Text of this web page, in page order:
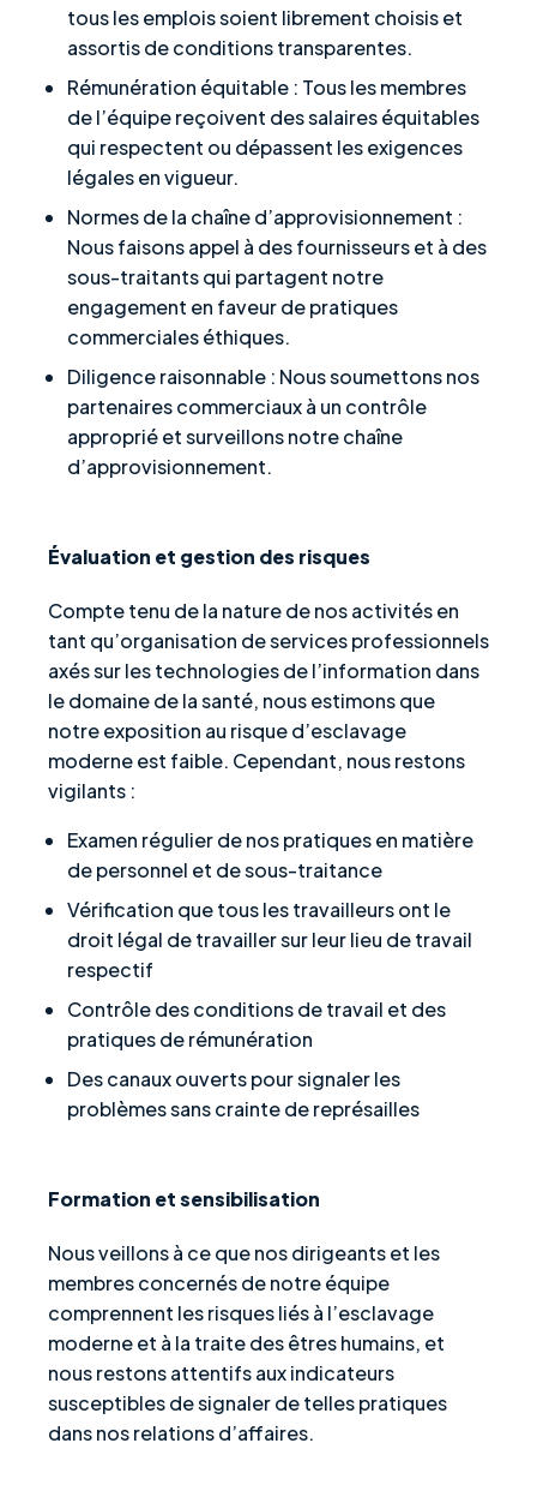
tous les emplois soient librement choisis et
assortis de conditions transparentes.
Rémunération équitable : Tous les membres
de l’équipe reçoivent des salaires équitables
qui respectent ou dépassent les exigences
légales en vigueur.
Normes de la chaîne d’approvisionnement :
Nous faisons appel à des fournisseurs et à des
sous-traitants qui partagent notre
engagement en faveur de pratiques
commerciales éthiques.
Diligence raisonnable : Nous soumettons nos
partenaires commerciaux à un contrôle
approprié et surveillons notre chaîne
d’approvisionnement.
Évaluation et gestion des risques
Compte tenu de la nature de nos activités en
tant qu’organisation de services professionnels
axés sur les technologies de l’information dans
le domaine de la santé, nous estimons que
notre exposition au risque d’esclavage
moderne est faible. Cependant, nous restons
vigilants :
Examen régulier de nos pratiques en matière
de personnel et de sous-traitance
Vérification que tous les travailleurs ont le
droit légal de travailler sur leur lieu de travail
respectif
Contrôle des conditions de travail et des
pratiques de rémunération
Des canaux ouverts pour signaler les
problèmes sans crainte de représailles
Formation et sensibilisation
Nous veillons à ce que nos dirigeants et les
membres concernés de notre équipe
comprennent les risques liés à l’esclavage
moderne et à la traite des êtres humains, et
nous restons attentifs aux indicateurs
susceptibles de signaler de telles pratiques
dans nos relations d’affaires.